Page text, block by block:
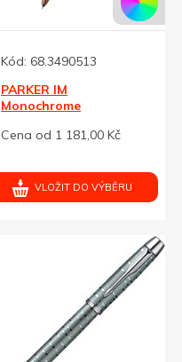
Kód: 68.3490513
PARKER IM
Monochrome
Cena od 1 181,00 Kč
VLOŽIT DO VÝBĚRU